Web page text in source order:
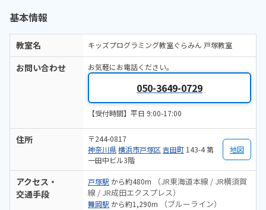
たゲームで遊ぶことができ、楽しいプログラムだと思いました。
基本情報
教室名 キッズプログラミング教室ぐらみん 戸塚教室
お問い合わせ お気軽にお電話ください。
050-3649-0729
【受付時間】平日 9:00-17:00
住所
〒244-0817
神奈川県横浜市戸塚区 吉田町 143-4 第
一田中ビル3階
地図
アクセス・
交通手段
戸塚駅 から約480m
（JR東海道本線 / JR横須賀
線 / JR成田エクスプレス）
舞岡駅 から約1,290m （ブルーライン）